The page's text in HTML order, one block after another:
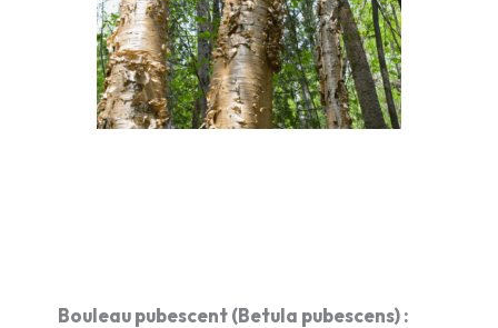
Bouleau pubescent (Betula pubescens) :